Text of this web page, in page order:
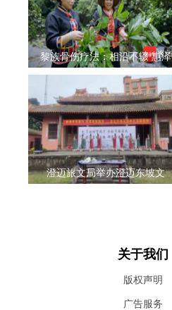
黎族骨伤疗法：相沿不辍 惠泽
​澄迈旅文局举办澄迈东坡文
关于我们
版权声明
广告服务